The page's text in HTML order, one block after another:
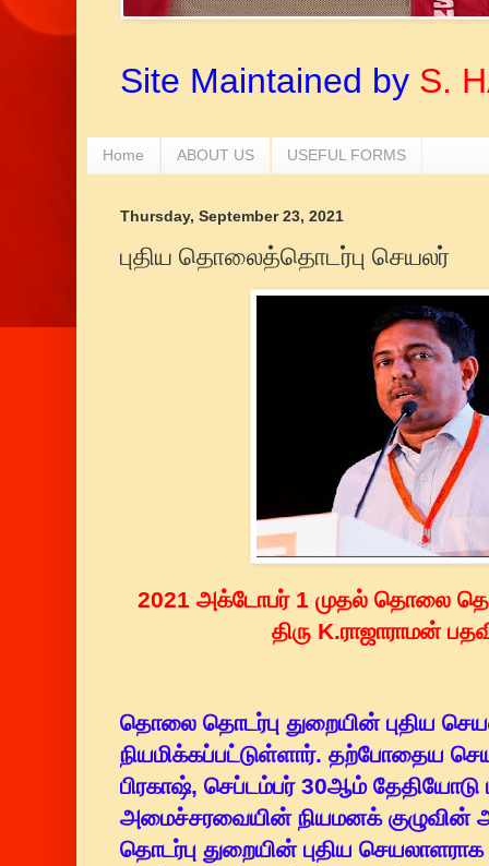
Site Maintained by S.
Home ABOUT US USEFUL FORMS
Thursday, September 23, 2021
புதிய தொலைத்தொடர்பு செயலர்
2021 அக்டோபர் 1 முதல் தொலை
திரு K.ராஜாராமன்
தொலை தொடர்பு துறையின் புதிய
நியமிக்கப்பட்டுள்ளார். தற்போதைய
பிரகாஷ், செப்டம்பர் 30ஆம் தேதியோடு
அமைச்சரவையின் நியமனக் குழுவின்
தொடர்பு துறையின் புதிய செயலாளராக